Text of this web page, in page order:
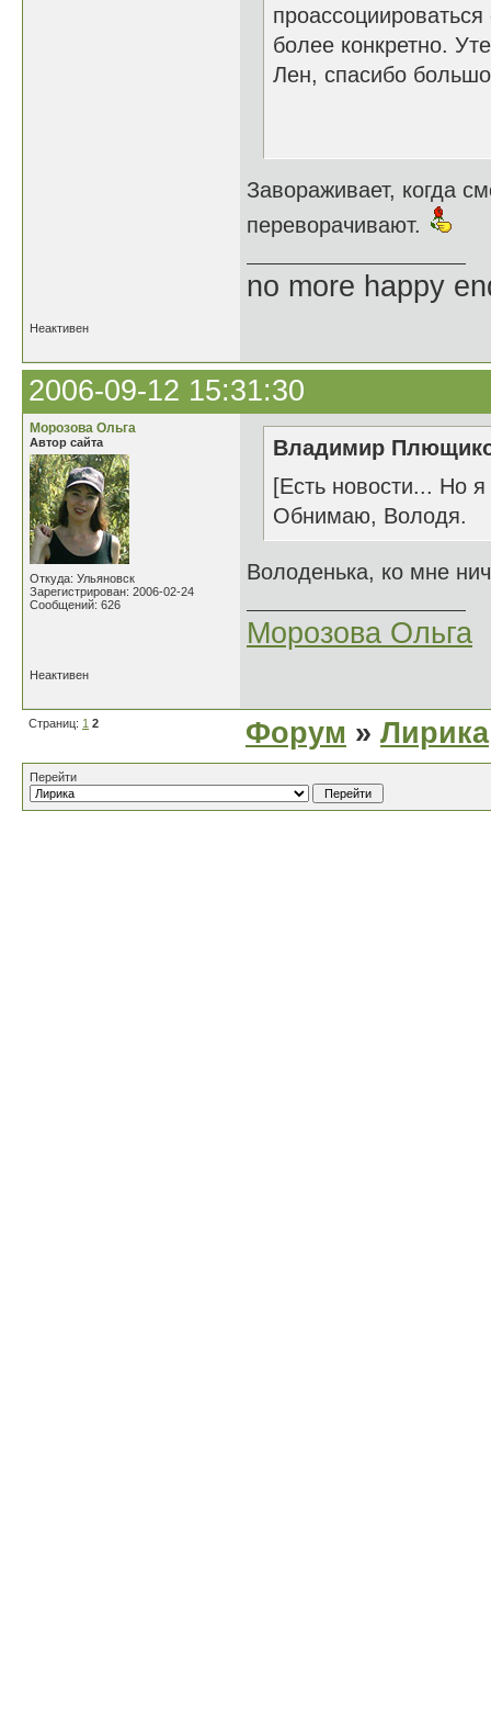
более конкретно.
Лен, спасибо
Завораживает, когда
переворачивают.
no more happy
Неактивен
2006-09-12 15:31:30
Морозова Ольга
Автор сайта
Откуда: Ульяновск
Зарегистрирован: 2006-02-24
Сообщений: 626
Владимир
[Есть новости... Но
Обнимаю, Володя.
Володенька, ко мне
Морозова Ольга
Неактивен
Страниц: 1 2 Форум » Лирика
Перейти